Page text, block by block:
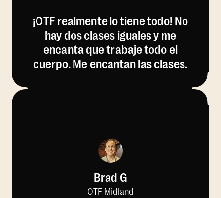
¡OTF realmente lo tiene todo! No
hay dos clases iguales y me
encanta que trabaje todo el
cuerpo. Me encantan las clases.
Brad G
OTF Midland